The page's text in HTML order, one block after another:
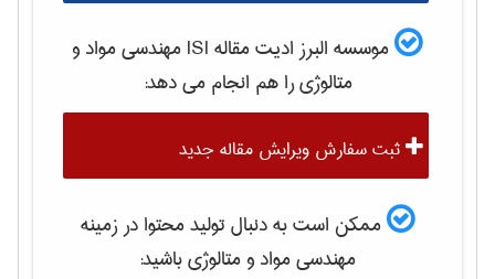
موسسه البرز ادیت مقاله ISI
مهندسی مواد و
متالوژیرا هم انجام می دهد:
ثبت سفارش ویرایش مقاله جدید
ممکن است به دنبال تولید محتوا در زمینه
مهندسی مواد و متالوژیباشید: